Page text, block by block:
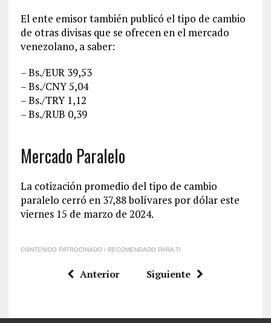
El ente emisor también publicó el tipo de cambio
de otras divisas que se ofrecen en el mercado
venezolano, a saber:
– Bs./EUR 39,53
– Bs./CNY 5,04
– Bs./TRY 1,12
– Bs./RUB 0,39
Mercado Paralelo
La cotización promedio del tipo de cambio
paralelo cerró en 37,88 bolívares por dólar este
viernes 15 de marzo de 2024.
CONTENIDO PATROCINADO / RECOMENDADO PARA TI
Anterior Siguiente